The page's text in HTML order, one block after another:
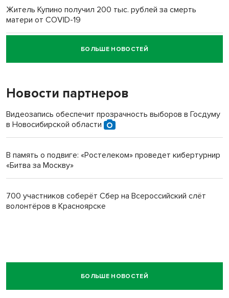
Житель Купино получил 200 тыс. рублей за смерть
матери от COVID-19
Новосибирский суд наказал водителя за смерть
пенсионерки на вокзале
БОЛЬШЕ НОВОСТЕЙ
Новости партнеров
Видеозапись обеспечит прозрачность выборов в Госдуму
в Новосибирской области
В память о подвиге: «Ростелеком» проведет кибертурнир
«Битва за Москву»
700 участников соберёт Сбер на Всероссийский слёт
волонтёров в Красноярске
БОЛЬШЕ НОВОСТЕЙ